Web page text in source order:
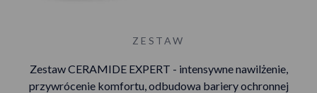
ZESTAW
Zestaw CERAMIDE EXPERT - intensywne nawilżenie,
przywrócenie komfortu, odbudowa bariery ochronnej